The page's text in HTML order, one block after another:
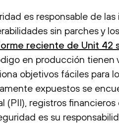
es responsable de
sin parches y
reciente de Unit 42
en producción tienen
objetivos fáciles para
expuestos se
registros
es su